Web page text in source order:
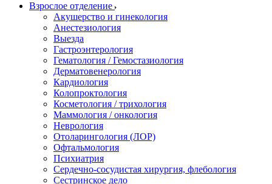
Взрослое отделение
Акушерство и гинекология
Анестезиология
Выезда
Гастроэнтерология
Гематология / Гемостазиология
Дерматовенерология
Кардиология
Колопроктология
Косметология / трихология
Маммология / онкология
Неврология
Отоларингология (ЛОР)
Офтальмология
Психиатрия
Сердечно-сосудистая хирургия, флебология
Сестринское дело